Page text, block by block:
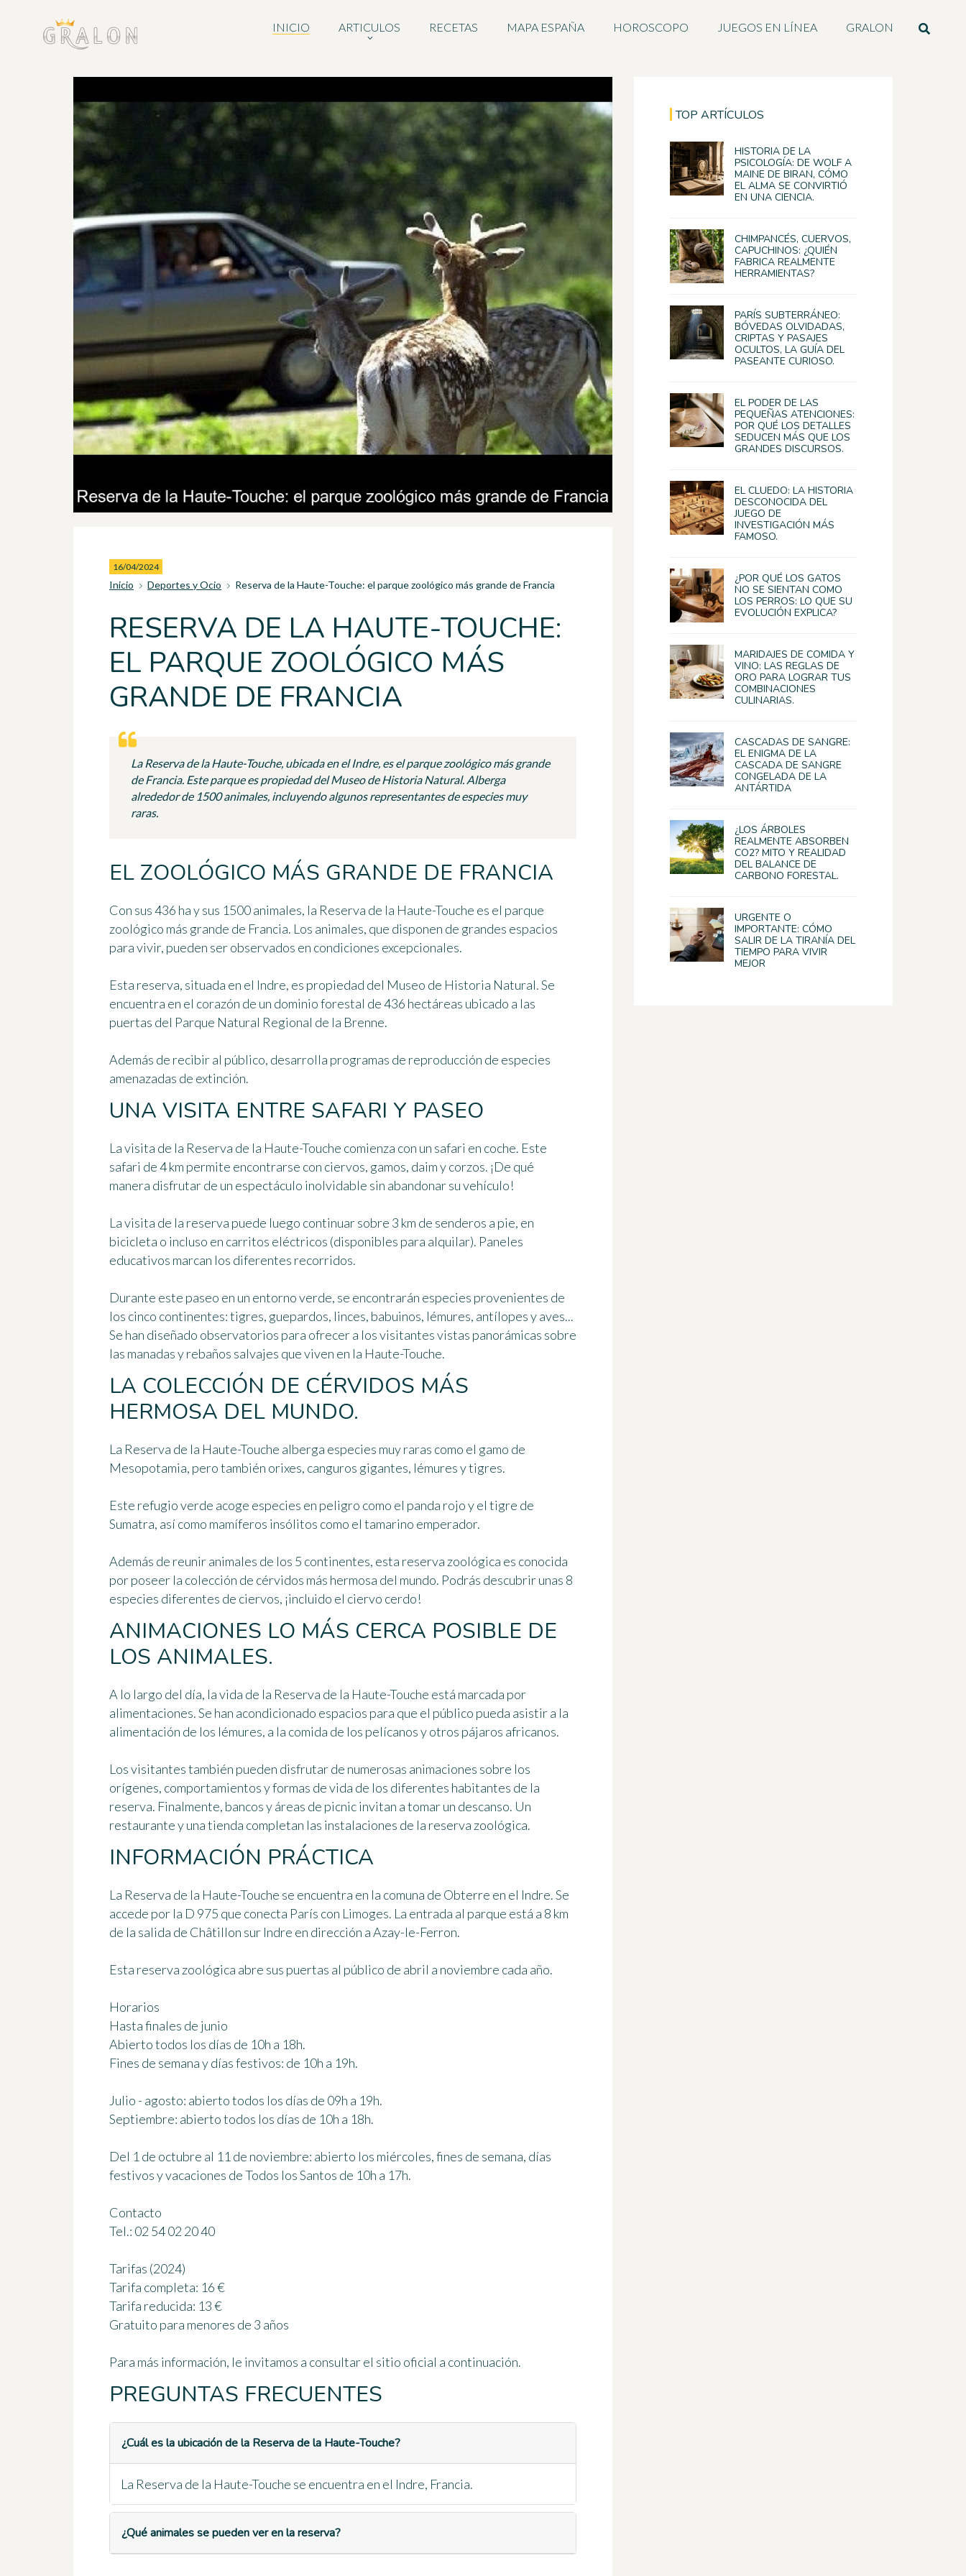
INICIO ARTICULOS RECETAS MAPA ESPAÑA HOROSCOPO JUEGOS EN LÍNEA GRALON
16/04/2024
Inicio Deportes y Ocio Reserva de la Haute-Touche: el parque zoológico más grande de Francia
RESERVA DE LA HAUTE-TOUCHE:
EL PARQUE ZOOLÓGICO MÁS
GRANDE DE FRANCIA
La Reserva de la Haute-Touche, ubicada en el Indre, es el parque zoológico más grande
de Francia. Este parque es propiedad del Museo de Historia Natural. Alberga
alrededor de 1500 animales, incluyendo algunos representantes de especies muy
raras.
EL ZOOLÓGICO MÁS GRANDE DE FRANCIA
Con sus 436 ha y sus 1500 animales, la Reserva de la Haute-Touche es el parque
zoológico más grande de Francia. Los animales, que disponen de grandes espacios
para vivir, pueden ser observados en condiciones excepcionales.
Esta reserva, situada en el Indre, es propiedad del Museo de Historia Natural. Se
encuentra en el corazón de un dominio forestal de 436 hectáreas ubicado a las
puertas del Parque Natural Regional de la Brenne.
Además de recibir al público, desarrolla programas de reproducción de especies
amenazadas de extinción.
UNA VISITA ENTRE SAFARI Y PASEO
La visita de la Reserva de la Haute-Touche comienza con un safari en coche. Este
safari de 4 km permite encontrarse con ciervos, gamos, daim y corzos. ¡De qué
manera disfrutar de un espectáculo inolvidable sin abandonar su vehículo!
La visita de la reserva puede luego continuar sobre 3 km de senderos a pie, en
bicicleta o incluso en carritos eléctricos (disponibles para alquilar). Paneles
educativos marcan los diferentes recorridos.
Durante este paseo en un entorno verde, se encontrarán especies provenientes de
los cinco continentes: tigres, guepardos, linces, babuinos, lémures, antílopes y aves...
Se han diseñado observatorios para ofrecer a los visitantes vistas panorámicas sobre
las manadas y rebaños salvajes que viven en la Haute-Touche.
LA COLECCIÓN DE CÉRVIDOS MÁS
HERMOSA DEL MUNDO.
La Reserva de la Haute-Touche alberga especies muy raras como el gamo de
Mesopotamia, pero también orixes, canguros gigantes, lémures y tigres.
Este refugio verde acoge especies en peligro como el panda rojo y el tigre de
Sumatra, así como mamíferos insólitos como el tamarino emperador.
Además de reunir animales de los 5 continentes, esta reserva zoológica es conocida
por poseer la colección de cérvidos más hermosa del mundo. Podrás descubrir unas 8
especies diferentes de ciervos, ¡incluido el ciervo cerdo!
ANIMACIONES LO MÁS CERCA POSIBLE DE
LOS ANIMALES.
A lo largo del día, la vida de la Reserva de la Haute-Touche está marcada por
alimentaciones. Se han acondicionado espacios para que el público pueda asistir a la
alimentación de los lémures, a la comida de los pelícanos y otros pájaros africanos.
Los visitantes también pueden disfrutar de numerosas animaciones sobre los
orígenes, comportamientos y formas de vida de los diferentes habitantes de la
reserva. Finalmente, bancos y áreas de picnic invitan a tomar un descanso. Un
restaurante y una tienda completan las instalaciones de la reserva zoológica.
INFORMACIÓN PRÁCTICA
La Reserva de la Haute-Touche se encuentra en la comuna de Obterre en el Indre. Se
accede por la D 975 que conecta París con Limoges. La entrada al parque está a 8 km
de la salida de Châtillon sur Indre en dirección a Azay-le-Ferron.
Esta reserva zoológica abre sus puertas al público de abril a noviembre cada año.
Horarios
Hasta finales de junio
Abierto todos los días de 10h a 18h.
Fines de semana y días festivos: de 10h a 19h.
Julio - agosto: abierto todos los días de 09h a 19h.
Septiembre: abierto todos los días de 10h a 18h.
Del 1 de octubre al 11 de noviembre: abierto los miércoles, fines de semana, días
festivos y vacaciones de Todos los Santos de 10h a 17h.
Contacto
Tel.: 02 54 02 20 40
Tarifas (2024)
Tarifa completa: 16 €
Tarifa reducida: 13 €
Gratuito para menores de 3 años
Para más información, le invitamos a consultar el sitio oficial a continuación.
PREGUNTAS FRECUENTES
¿Cuál es la ubicación de la Reserva de la Haute-Touche?
La Reserva de la Haute-Touche se encuentra en el Indre, Francia.
¿Qué animales se pueden ver en la reserva?
TOP ARTÍCULOS
HISTORIA DE LA
PSICOLOGÍA: DE WOLF A
MAINE DE BIRAN, CÓMO
EL ALMA SE CONVIRTIÓ
EN UNA CIENCIA.
CHIMPANCÉS, CUERVOS,
CAPUCHINOS: ¿QUIÉN
FABRICA REALMENTE
HERRAMIENTAS?
PARÍS SUBTERRÁNEO:
BÓVEDAS OLVIDADAS,
CRIPTAS Y PASAJES
OCULTOS, LA GUÍA DEL
PASEANTE CURIOSO.
EL PODER DE LAS
PEQUEÑAS ATENCIONES:
POR QUÉ LOS DETALLES
SEDUCEN MÁS QUE LOS
GRANDES DISCURSOS.
EL CLUEDO: LA HISTORIA
DESCONOCIDA DEL
JUEGO DE
INVESTIGACIÓN MÁS
FAMOSO.
¿POR QUÉ LOS GATOS
NO SE SIENTAN COMO
LOS PERROS: LO QUE SU
EVOLUCIÓN EXPLICA?
MARIDAJES DE COMIDA Y
VINO: LAS REGLAS DE
ORO PARA LOGRAR TUS
COMBINACIONES
CULINARIAS.
CASCADAS DE SANGRE:
EL ENIGMA DE LA
CASCADA DE SANGRE
CONGELADA DE LA
ANTÁRTIDA
¿LOS ÁRBOLES
REALMENTE ABSORBEN
CO2? MITO Y REALIDAD
DEL BALANCE DE
CARBONO FORESTAL.
URGENTE O
IMPORTANTE: CÓMO
SALIR DE LA TIRANÍA DEL
TIEMPO PARA VIVIR
MEJOR